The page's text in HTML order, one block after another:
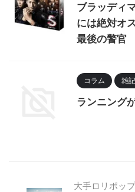
ブラッディ
には絶対オ
最後の警官
コラム 雑記
ランニング
大手ロリポッ